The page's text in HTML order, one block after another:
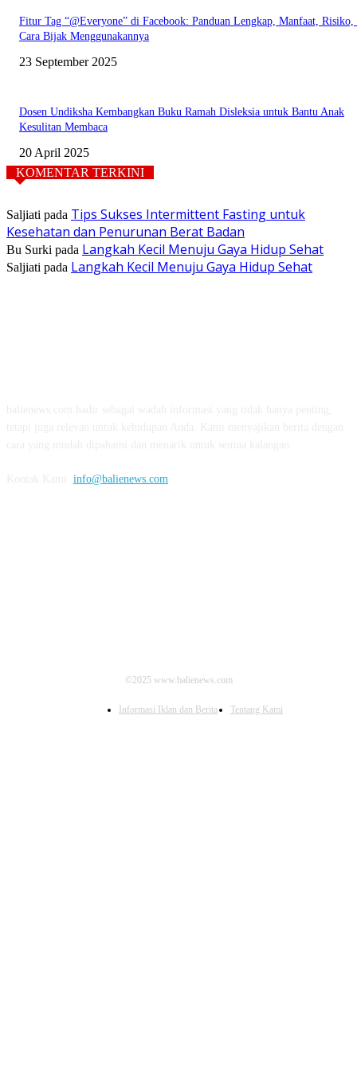
Fitur Tag “@Everyone” di Facebook: Panduan Lengkap, Manfaat, Risiko,
Cara Bijak Menggunakannya
23 September 2025
Dosen Undiksha Kembangkan Buku Ramah Disleksia untuk Bantu Anak
Kesulitan Membaca
20 April 2025
KOMENTAR TERKINI
Saljiati pada Tips Sukses Intermittent Fasting untuk
Kesehatan dan Penurunan Berat Badan
Bu Surki pada Langkah Kecil Menuju Gaya Hidup Sehat
Saljiati pada Langkah Kecil Menuju Gaya Hidup Sehat
info@balienews.com
©2025 www.balienews.com
Informasi Iklan dan Berita Tentang Kami